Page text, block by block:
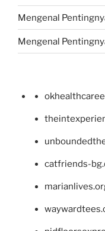
Mengenal
Mengenal
catfriends-